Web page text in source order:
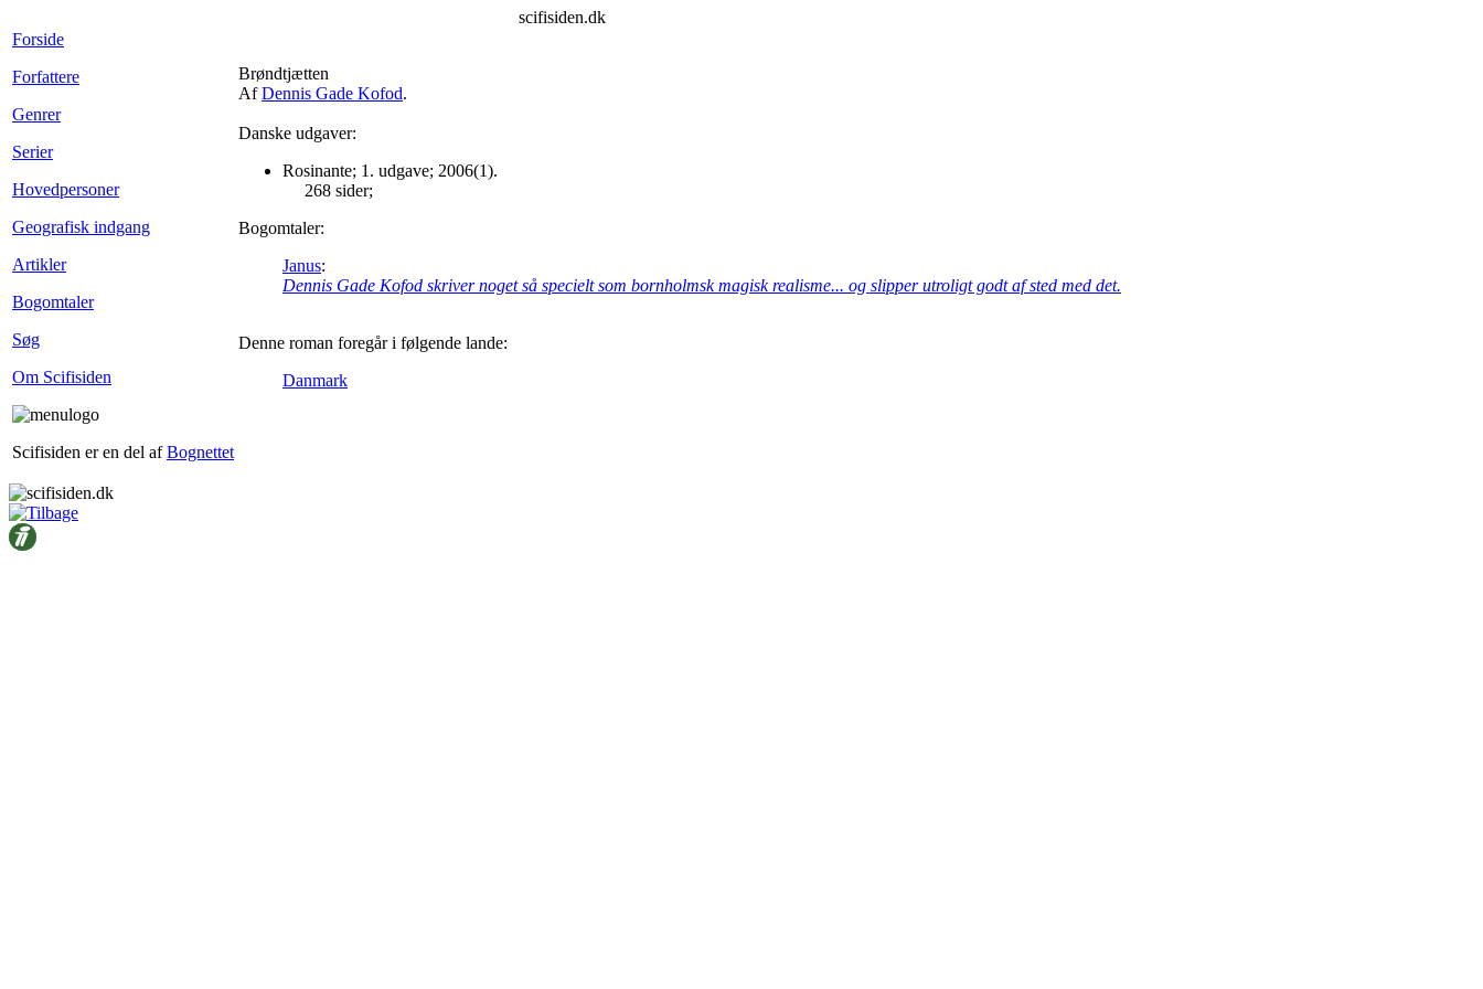
Forside
Forfattere
Genrer
Serier
Hovedpersoner
Geografisk indgang
Artikler
Bogomtaler
Søg
Om Scifisiden
Scifisiden er en del afBognettet
Brøndtjætten
AfDennis Gade Kofod.
Danske udgaver:
Rosinante; 1. udgave; 2006(1).
268 sider;
Bogomtaler:
Janus:
Dennis Gade Kofod skriver noget så specielt som bornholmsk magisk realisme... og slipper utroligt godt af sted med det.
Denne roman foregår i følgende lande:
Danmark
scifisiden.dk